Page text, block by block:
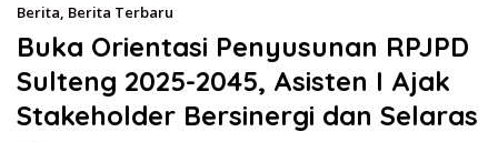
Berita, Berita Terbaru
Buka Orientasi Penyusunan RPJPD
Sulteng 2025-2045, Asisten I Ajak
Stakeholder Bersinergi dan Selaras